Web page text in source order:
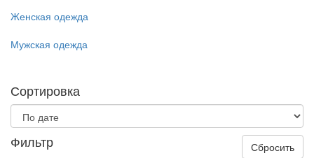
Женская одежда
Мужская одежда
Сортировка
Фильтр
Сбросить